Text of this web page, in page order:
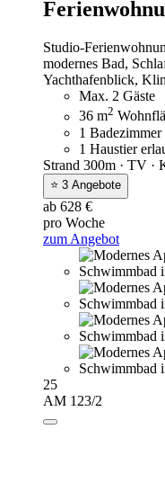
Studio-
modernes Bad,
Yachthafenblick,
Max. 2 Gäste
36 m2
1 Badezimmer
1 Haustier
Strand 300m · TV ·
⭐ 3 Angebote
ab 628 €
pro Woche
zum Angebot
25
AM 123/2